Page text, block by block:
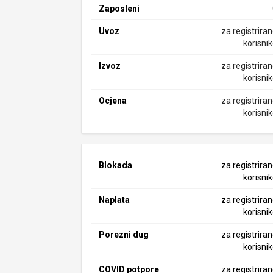
Zaposleni
Uvoz
za
Izvoz
za
Ocjena
za
Blokada
za
Naplata
za
Porezni dug
za
COVID potpore za